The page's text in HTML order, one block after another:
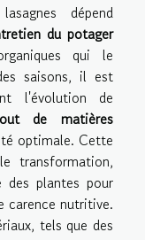
dépend
du potager
qui le
saisons, il est
l'évolution de
de matières
optimale. Cette
transformation,
des plantes pour
carence nutritive.
tels que des